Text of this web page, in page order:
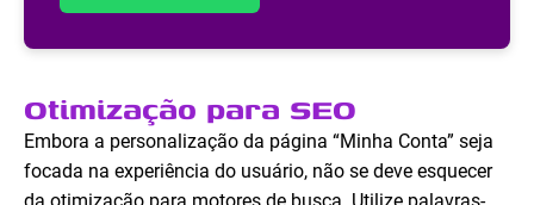
Otimização para SEO
Embora a personalização da página “Minha Conta” seja
focada na experiência do usuário, não se deve esquecer